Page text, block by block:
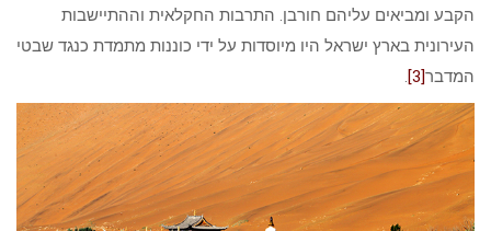
הקבע ומביאים עליהם חורבן. התרבות החקלאית וההתיישבות
העירונית בארץ ישראל היו מיוסדות על ידי כוננות מתמדת כנגד שבטי
המדבר[3]
.